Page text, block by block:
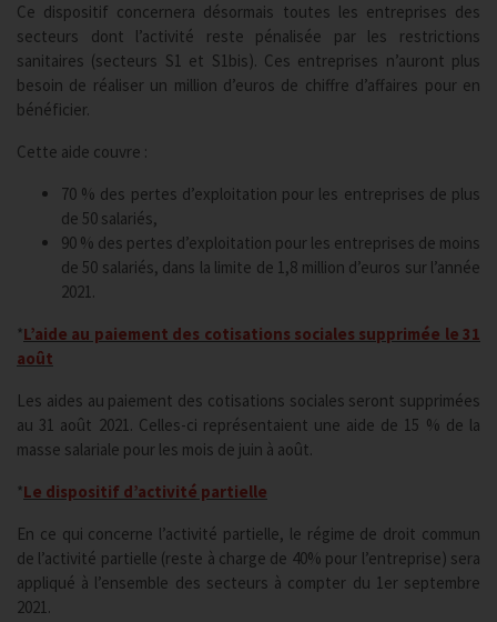
Ce dispositif concernera désormais toutes les entreprises des
secteurs dont l’activité reste pénalisée par les restrictions
sanitaires (secteurs S1 et S1bis). Ces entreprises n’auront plus
besoin de réaliser un million d’euros de chiffre d’affaires pour en
bénéficier.
Cette aide couvre :
70 % des pertes d’exploitation pour les entreprises de plus
de 50 salariés,
90 % des pertes d’exploitation pour les entreprises de moins
de 50 salariés, dans la limite de 1,8 million d’euros sur l’année
2021.
*L’aide au paiement des cotisations sociales supprimée le 31
août
Les aides au paiement des cotisations sociales seront supprimées
au 31 août 2021. Celles-ci représentaient une aide de 15 % de la
masse salariale pour les mois de juin à août.
*Le dispositif d’activité partielle
En ce qui concerne l’activité partielle, le régime de droit commun
de l’activité partielle (reste à charge de 40% pour l’entreprise) sera
appliqué à l’ensemble des secteurs à compter du 1er septembre
2021.